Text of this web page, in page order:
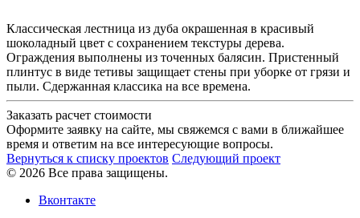
Классическая лестница из дуба окрашенная в красивый
шоколадный цвет с сохранением текстуры дерева.
Ограждения выполнены из точенных балясин. Пристенный
плинтус в виде тетивы защищает стены при уборке от грязи и
пыли. Сдержанная классика на все времена.
Заказать расчет стоимости
Оформите заявку на сайте, мы свяжемся с вами в ближайшее
время и ответим на все интересующие вопросы.
Вернуться к списку проектов Следующий проект
© 2026 Все права защищены.
Вконтакте